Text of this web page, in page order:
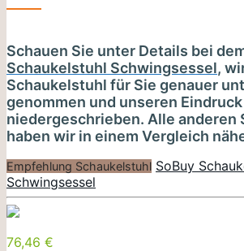
Schauen Sie unter Details bei
Schaukelstuhl Schwingsessel,
Schaukelstuhl für Sie genauer
genommen und unseren
niedergeschrieben. Alle anderen
haben wir in einem Vergleich
Empfehlung Schaukelstuhl SoBuy
Schwingsessel
76,46 €